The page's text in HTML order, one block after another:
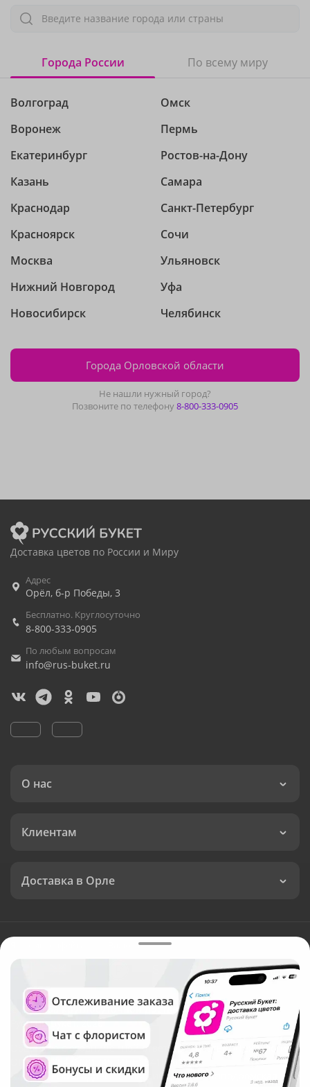
Введите название города или страны
Города России По всему миру
Волгоград
Воронеж
Екатеринбург
Казань
Краснодар
Красноярск
Москва
Нижний Новгород
Новосибирск
Омск
Пермь
Ростов-на-Дону
Самара
Санкт-Петербург
Сочи
Ульяновск
Уфа
Челябинск
Города Орловской области
Не нашли нужный город?
Позвоните по телефону8-800-333-0905
Доставка цветов по России и Миру
Адрес
Орёл, б-р Победы, 3
Бесплатно. Круглосуточно
8-800-333-0905
По любым вопросам
info@rus-buket.ru
О нас
Клиентам
Доставка в Орле
Валюта:
Служба круглосуточной доставки цветов в Орле
Русский Букет, 2026
Общество с ограниченной ответственностью «Технология»
ОГРН: 1195476081745, ИНН: 5410081997
Юридический адрес: г. Новосибирск, ул. Ипподромская,